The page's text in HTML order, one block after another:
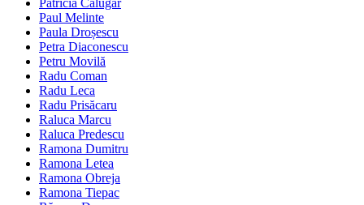
Paul Melinte
Paula Droșescu
Petra Diaconescu
Petru Movilă
Radu Coman
Radu Leca
Radu Prisăcaru
Raluca Marcu
Raluca Predescu
Ramona Dumitru
Ramona Letea
Ramona Obreja
Ramona Tiepac